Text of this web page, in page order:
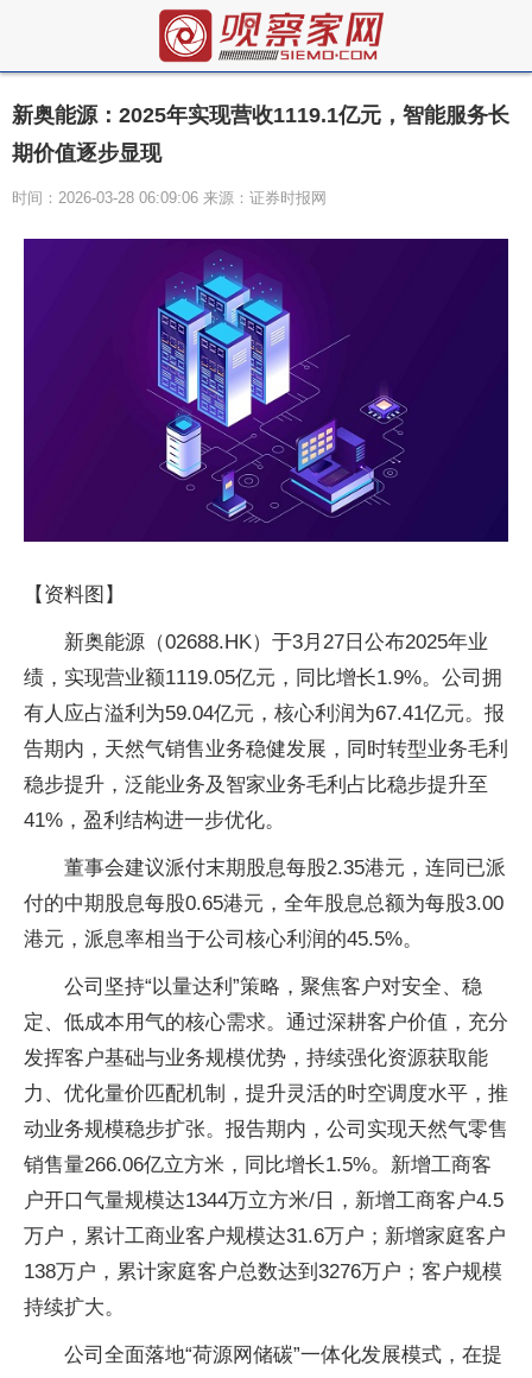
新奥能源：2025年实现营收1119.1亿元，智能服务长
期价值逐步显现
时间：2026-03-28 06:09:06 来源：证券时报网
【资料图】
新奥能源（02688.HK）于3月27日公布2025年业
绩，实现营业额1119.05亿元，同比增长1.9%。公司拥
有人应占溢利为59.04亿元，核心利润为67.41亿元。报
告期内，天然气销售业务稳健发展，同时转型业务毛利
稳步提升，泛能业务及智家业务毛利占比稳步提升至
41%，盈利结构进一步优化。
董事会建议派付末期股息每股2.35港元，连同已派
付的中期股息每股0.65港元，全年股息总额为每股3.00
港元，派息率相当于公司核心利润的45.5%。
公司坚持“以量达利”策略，聚焦客户对安全、稳
定、低成本用气的核心需求。通过深耕客户价值，充分
发挥客户基础与业务规模优势，持续强化资源获取能
力、优化量价匹配机制，提升灵活的时空调度水平，推
动业务规模稳步扩张。报告期内，公司实现天然气零售
销售量266.06亿立方米，同比增长1.5%。新增工商客
户开口气量规模达1344万立方米/日，新增工商客户4.5
万户，累计工商业客户规模达31.6万户；新增家庭客户
138万户，累计家庭客户总数达到3276万户；客户规模
持续扩大。
公司全面落地“荷源网储碳”一体化发展模式，在提